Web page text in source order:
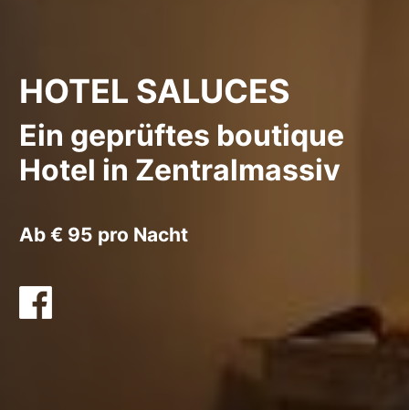
HOTEL SALUCES
Ein geprüftes boutique
Hotel in Zentralmassiv
Ab € 95 pro Nacht